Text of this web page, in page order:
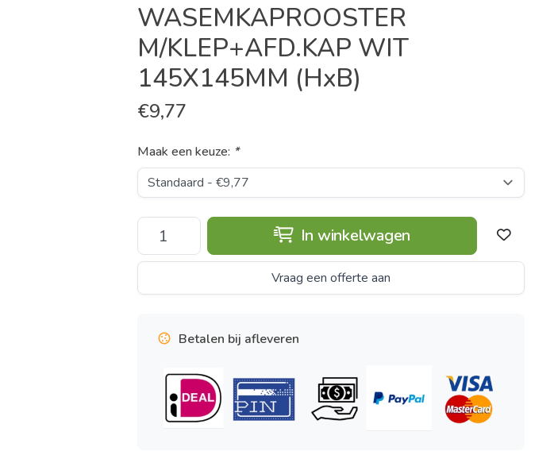
WASEMKAPROOSTER
M/KLEP+AFD.KAP WIT
145X145MM (HxB)
€9,77
Maak een keuze: *
In winkelwagen
Vraag een offerte aan
Betalen bij afleveren